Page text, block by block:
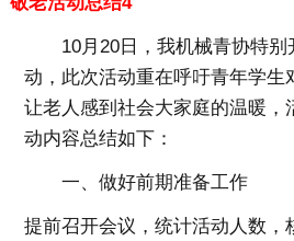
10月20日，我机械青协特别
动，此次活动重在呼吁青年学生
让老人感到社会大家庭的温暖，
动内容总结如下：
一、做好前期准备工作
提前召开会议，统计活动人数，